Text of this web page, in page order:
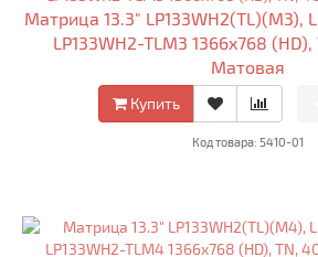
Матрица 13.3" LP133WH2(TL)(M3),
LP133WH2-TLM3 1366x768
Матовая
Купить
Код товара: 5410-01